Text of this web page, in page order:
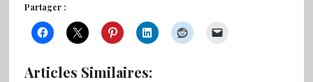
Partager :
Articles Similaires: